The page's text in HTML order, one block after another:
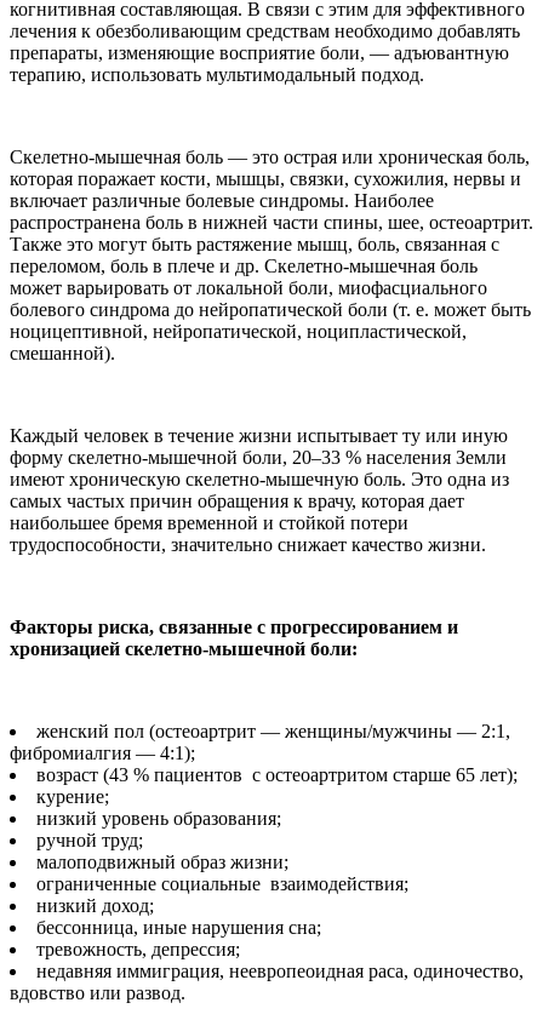
когнитивная составляющая. В связи с этим для эффективного
лечения к обезболивающим средствам необходимо добавлять
препараты, изменяющие восприятие боли, — адъювантную
терапию, использовать мультимодальный подход.
Скелетно-мышечная боль — это острая или хроническая боль,
которая поражает кости, мышцы, связки, сухожилия, нервы и
включает различные болевые синдромы. Наиболее
распространена боль в нижней части спины, шее, остеоартрит.
Также это могут быть растяжение мышц, боль, связанная с
переломом, боль в плече и др. Скелетно-мышечная боль
может варьировать от локальной боли, миофасциального
болевого синдрома до нейропатической боли (т. е. может быть
ноцицептивной, нейропатической, ноципластической,
смешанной).
Каждый человек в течение жизни испытывает ту или иную
форму скелетно-мышечной боли, 20–33 % населения Земли
имеют хроническую скелетно-мышечную боль. Это одна из
самых частых причин обращения к врачу, которая дает
наибольшее бремя временной и стойкой потери
трудоспособности, значительно снижает качество жизни.
Факторы риска, связанные с прогрессированием и
хронизацией скелетно-мышечной боли:
женский пол (остеоартрит — женщины/мужчины — 2:1,
фибромиалгия — 4:1);
возраст (43 % пациентов с остеоартритом старше 65 лет);
курение;
низкий уровень образования;
ручной труд;
малоподвижный образ жизни;
ограниченные социальные взаимодействия;
низкий доход;
бессонница, иные нарушения сна;
тревожность, депрессия;
недавняя иммиграция, неевропеоидная раса, одиночество,
вдовство или развод.